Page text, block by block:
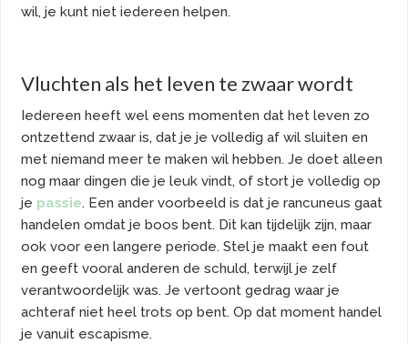
wil, je kunt niet iedereen helpen.
Vluchten als het leven te zwaar wordt
Iedereen heeft wel eens momenten dat het leven zo
ontzettend zwaar is, dat je je volledig af wil sluiten en
met niemand meer te maken wil hebben. Je doet alleen
nog maar dingen die je leuk vindt, of stort je volledig op
je passie. Een ander voorbeeld is dat je rancuneus gaat
handelen omdat je boos bent. Dit kan tijdelijk zijn, maar
ook voor een langere periode. Stel je maakt een fout
en geeft vooral anderen de schuld, terwijl je zelf
verantwoordelijk was. Je vertoont gedrag waar je
achteraf niet heel trots op bent. Op dat moment handel
je vanuit escapisme.